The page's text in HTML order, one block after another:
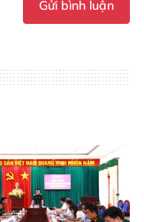
Gửi bình luận